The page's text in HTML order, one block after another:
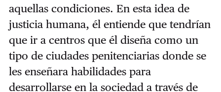
aquellas condiciones. En esta idea de
justicia humana, él entiende que tendrían
que ir a centros que él diseña como un
tipo de ciudades penitenciarias donde se
les enseñara habilidades para
desarrollarse en la sociedad a través de